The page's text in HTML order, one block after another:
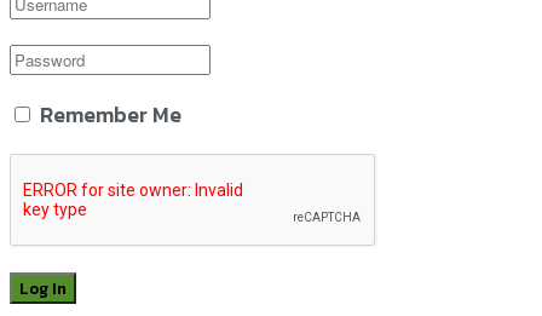
Remember Me